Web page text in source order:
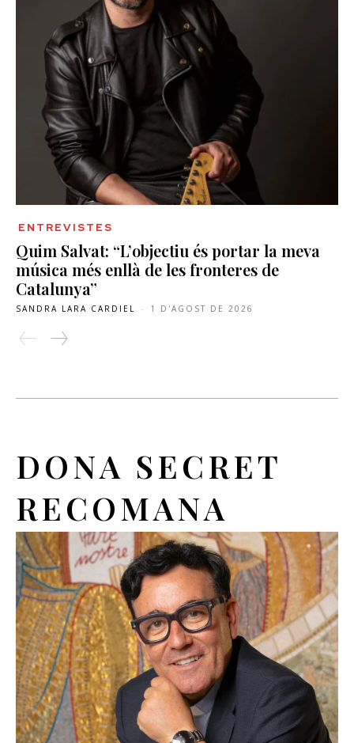
ENTREVISTES
Quim Salvat: “L’objectiu és portar la meva
música més enllà de les fronteres de
Catalunya”
SANDRA LARA CARDIEL - 1 D'AGOST DE 2026
DONA SECRET
RECOMANA